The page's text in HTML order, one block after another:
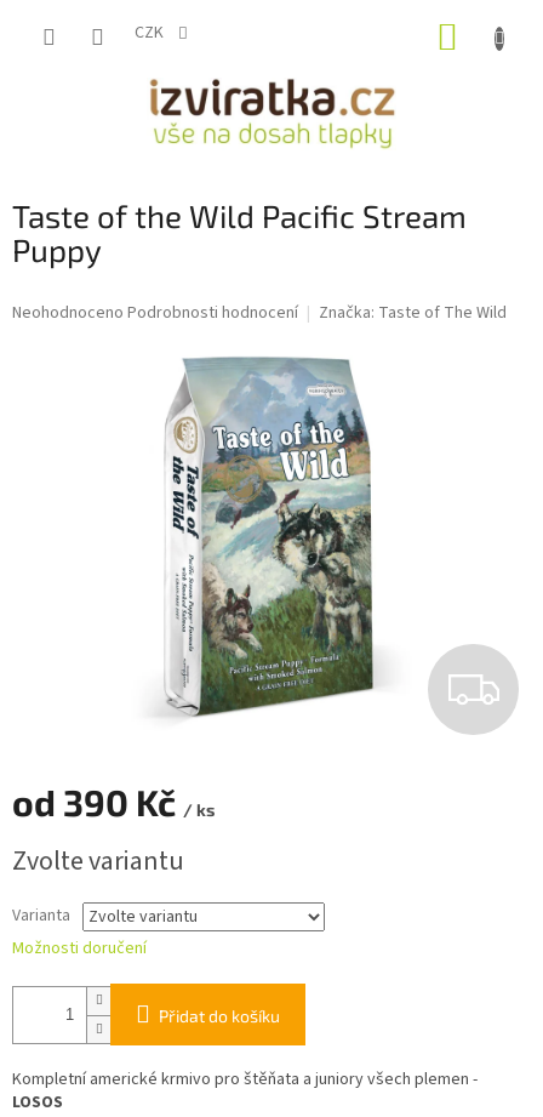
CZK
Taste of the Wild Pacific Stream
Puppy
Průměrné
Neohodnoceno Podrobnosti hodnocení Značka: Taste of The Wild
Z
D
od 390 Kč / ks
cena:
Zvolte variantu
Varianta
Možnosti doručení
Přidat do košíku
Kompletní americké krmivo pro štěňata a juniory všech plemen -
LOSOS